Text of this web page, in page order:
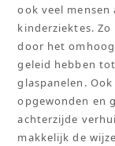
ook veel
kinderziektes.
door het
geleid hebben
glaspanelen.
opgewonden en
achterzijde
makkelijk de